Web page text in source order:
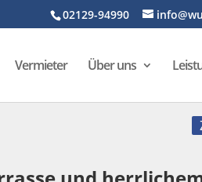
02129-94990
Vermieter Über uns